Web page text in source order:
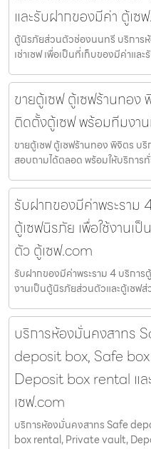
และรับฝากของมีค่า ตู้เซ
ตู้นิรภัยส่วนตัวช่องนนทรี บริการ
เช่าเซฟ เพื่อเป็นที่เก็บของมีค่าแล
ขายตู้เซฟ ตู้เซฟร้านทอง
ติดตั้งตู้เซฟ พร้อมทีมงา
ขายตู้เซฟ ตู้เซฟร้านทอง พิจิตร บ
สอบถามได้ตลอด พร้อมให้บริการ
รับฝากของมีค่าพระราม
ตู้เซฟนิรภัย เพื่อใช้งานเ
ตัว ตู้เซฟ.com
รับฝากของมีค่าพระราม 4 บริการ
งานเป็นตู้นิรภัยส่วนตัวและตู้เซฟ
บริการห้องมั่นคงสาทร
deposit box, Safe
Deposit box rental แ
เซฟ.com
บริการห้องมั่นคงสาทร Safe
box rental, Private vault,